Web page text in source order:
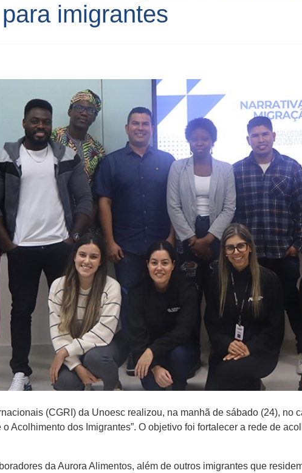
imigrantes
(CGRI) da Unoesc realizou, na manhã de sábado (24), no
Acolhimento dos Imigrantes”. O objetivo foi fortalecer a rede de
da Aurora Alimentos, além de outros imigrantes que